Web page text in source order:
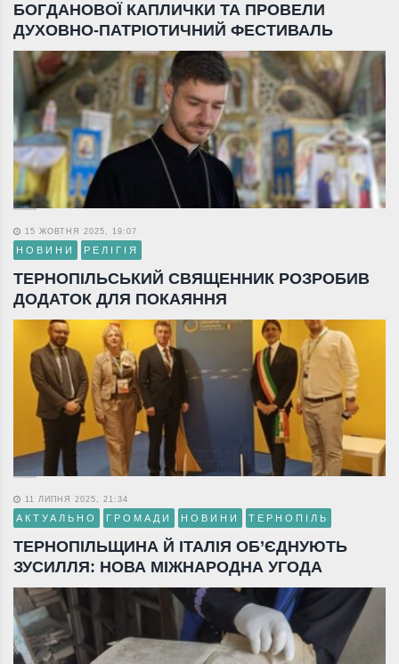
БОГДАНОВОЇ КАПЛИЧКИ ТА ПРОВЕЛИ
ДУХОВНО-ПАТРІОТИЧНИЙ ФЕСТИВАЛЬ
15 ЖОВТНЯ 2025, 19:07
НОВИНИ РЕЛІГІЯ
ТЕРНОПІЛЬСЬКИЙ СВЯЩЕННИК РОЗРОБИВ
ДОДАТОК ДЛЯ ПОКАЯННЯ
11 ЛИПНЯ 2025, 21:34
АКТУАЛЬНО ГРОМАДИ НОВИНИ ТЕРНОПІЛЬ
ТЕРНОПІЛЬЩИНА Й ІТАЛІЯ ОБ’ЄДНУЮТЬ
ЗУСИЛЛЯ: НОВА МІЖНАРОДНА УГОДА